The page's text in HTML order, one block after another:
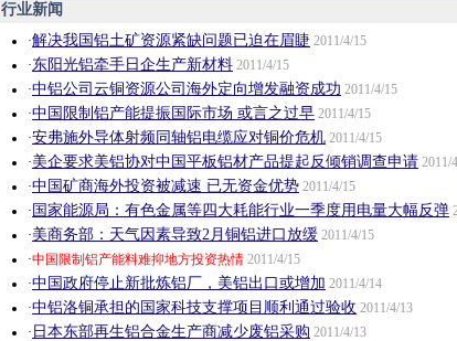
行业新闻
·解决我国铝土矿资源紧缺问题已迫在眉睫 2011/4/15
·东阳光铝牵手日企生产新材料 2011/4/15
·中铝公司云铜资源公司海外定向增发融资成功 2011/4/15
·中国限制铝产能提振国际市场 或言之过早 2011/4/15
·安弗施外导体射频同轴铝电缆应对铜价危机 2011/4/15
·美企要求美铝协对中国平板铝材产品提起反倾销调查申请 2011/
·中国矿商海外投资被减速 已无资金优势 2011/4/15
· 国家能源局：有色金属等四大耗能行业一季度用电量大幅反弹
·美商务部：天气因素导致2月铜铝进口放缓 2011/4/15
·中国限制铝产能料难抑地方投资热情 2011/4/15
·中国政府停止新批炼铝厂，美铝出口或增加 2011/4/14
·中铝洛铜承担的国家科技支撑项目顺利通过验收 2011/4/13
· 日本东部再生铝合金生产商减少废铝采购 2011/4/13